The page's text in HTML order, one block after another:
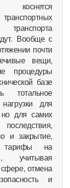
транспорта
Вообще с
почти
вещи,
процедуры
базе
тотальное
для
для самих
и закрытие,
тарифы на
учитывая
отмена
и